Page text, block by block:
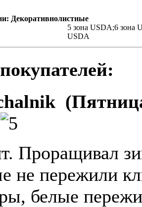
Декоративнолистные
5 зона USDA;6 зона
USDA
Проращивал
не пережили
белые